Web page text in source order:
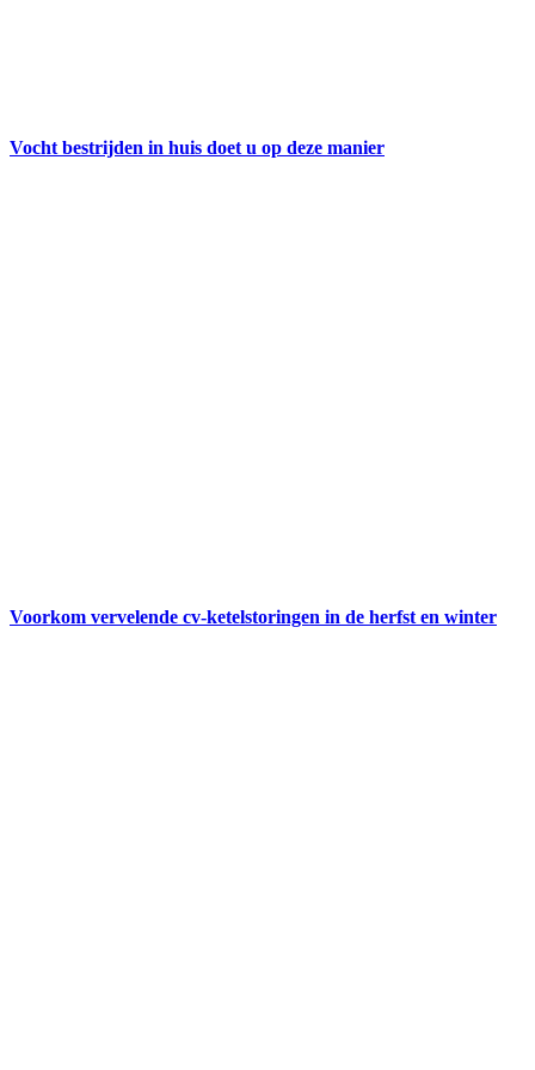
Vocht bestrijden in huis doet u op deze manier
Voorkom vervelende cv-ketelstoringen in de herfst en winter